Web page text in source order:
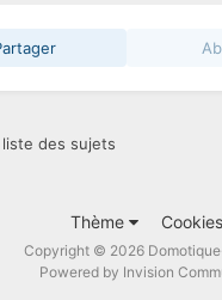
des sujets
Thème Cookies
Copyright © 2026
Powered by Invision